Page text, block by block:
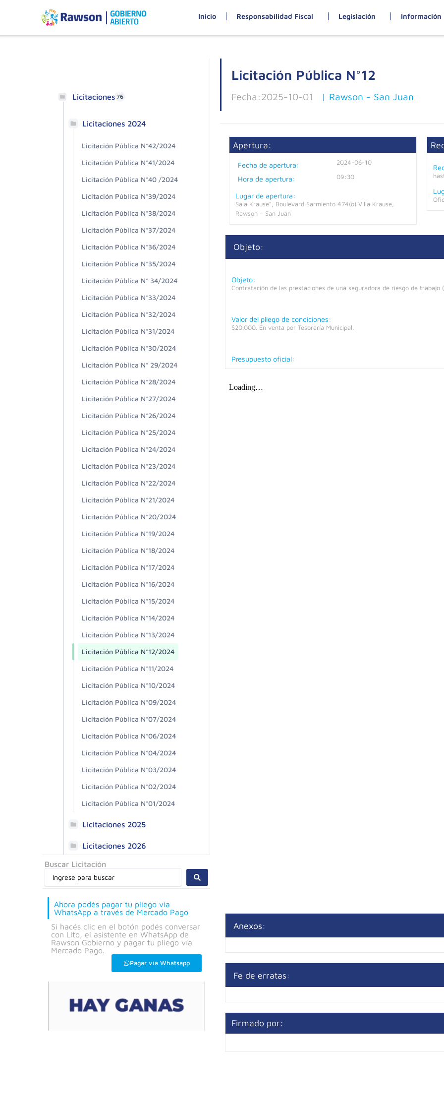
Inicio Responsabilidad Fiscal Legislación Información
Licitaciones 76
Licitaciones 2024
Licitación Pública N°42/2024
Licitación Pública N°41/2024
Licitación Pública N°40 /2024
Licitación Pública N°39/2024
Licitación Pública N°38/2024
Licitación Pública N°37/2024
Licitación Pública N°36/2024
Licitación Pública N°35/2024
Licitación Pública N° 34/2024
Licitación Pública N°33/2024
Licitación Pública N°32/2024
Licitación Pública N°31/2024
Licitación Pública N°30/2024
Licitación Pública N° 29/2024
Licitación Pública N°28/2024
Licitación Pública N°27/2024
Licitación Pública N°26/2024
Licitación Pública N°25/2024
Licitación Pública N°24/2024
Licitación Pública N°23/2024
Licitación Pública N°22/2024
Licitación Pública N°21/2024
Licitación Pública N°20/2024
Licitación Pública N°19/2024
Licitación Pública N°18/2024
Licitación Pública N°17/2024
Licitación Pública N°16/2024
Licitación Pública N°15/2024
Licitación Pública N°14/2024
Licitación Pública N°13/2024
Licitación Pública N°12/2024
Licitación Pública N°11/2024
Licitación Pública N°10/2024
Licitación Pública N°09/2024
Licitación Pública N°07/2024
Licitación Pública N°06/2024
Licitación Pública N°04/2024
Licitación Pública N°03/2024
Licitación Pública N°02/2024
Licitación Pública N°01/2024
Licitaciones 2025
Licitaciones 2026
Buscar Licitación
Ahora podés pagar tu pliego vía
WhatsApp a través de Mercado Pago
Si hacés clic en el botón podés conversar
con Lito, el asistente en WhatsApp de
Rawson Gobierno y pagar tu pliego vía
Mercado Pago.
Pagar vía Whatsapp
Licitación Pública N°12
Fecha:2025-10-01 | Rawson - San Juan
Apertura:
Fecha de apertura: 2024-06-10
Hora de apertura: 09:30
Lugar de apertura:
Sala Krause”, Boulevard Sarmiento 474(o) Villa Krause,
Rawson – San Juan
Objeto:
Objeto:
Contratación de las prestaciones de una seguradora de riesgo de trabajo
Valor del pliego de condiciones:
$20.000. En venta por Tesorería Municipal.
Presupuesto oficial:
Anexos:
Fe de erratas:
Firmado por: